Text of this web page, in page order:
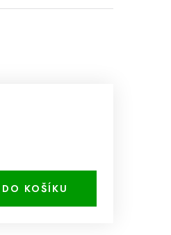
KOŠÍKU